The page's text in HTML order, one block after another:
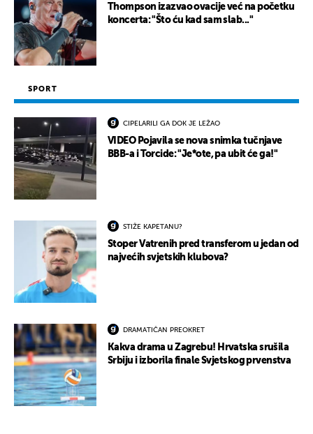
Thompson izazvao ovacije već na početku
koncerta: "Što ću kad sam slab..."
SPORT
CIPELARILI GA DOK JE LEŽAO
VIDEO Pojavila se nova snimka tučnjave
BBB-a i Torcide: "Je*ote, pa ubit će ga!"
STIŽE KAPETANU?
Stoper Vatrenih pred transferom u jedan od
najvećih svjetskih klubova?
DRAMATIČAN PREOKRET
Kakva drama u Zagrebu! Hrvatska srušila
Srbiju i izborila finale Svjetskog prvenstva